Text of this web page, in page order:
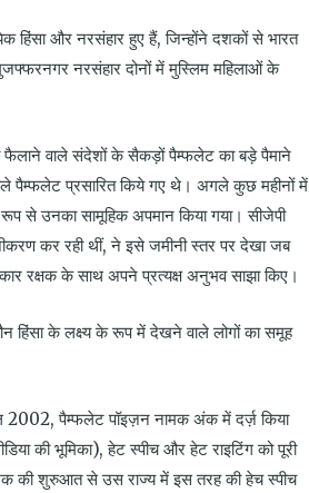
हिंसा और नरसंहार हुए हैं, जिन्होंने दशकों से भारत
नरसंहार दोनों में मुस्लिम महिलाओं के
फैलाने वाले संदेशों के सैकड़ों पैम्फलेट का बड़े पैमाने
पैम्फलेट प्रसारित किये गए थे। अगले कुछ महीनों में
से उनका सामूहिक अपमान किया गया। सीजेपी
कर रही थीं, ने इसे जमीनी स्तर पर देखा जब
रक्षक के साथ अपने प्रत्यक्ष अनुभव साझा किए।
हिंसा के लक्ष्य के रूप में देखने वाले लोगों का समूह
2002, पैम्फलेट पॉइज़न नामक अंक में दर्ज़ किया
की भूमिका), हेट स्पीच और हेट राइटिंग को पूरी
की शुरुआत से उस राज्य में इस तरह की हेच स्पीच